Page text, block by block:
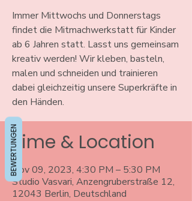
Immer Mittwochs und Donnerstags
findet die Mitmachwerkstatt für Kinder
ab 6 Jahren statt. Lasst uns gemeinsam
kreativ werden! Wir kleben, basteln,
malen und schneiden und trainieren
dabei gleichzeitig unsere Superkräfte in
den Händen.
Time & Location
Nov 09, 2023, 4:30 PM – 5:30 PM
Studio Vasvari, Anzengruberstraße 12,
12043 Berlin, Deutschland
BEWERTUNGEN